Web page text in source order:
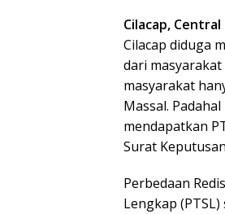
Cilacap, Central
Cilacap diduga
dari
masyarakat
Massal.
mendapatkan
Surat
Perbedaan
Lengkap